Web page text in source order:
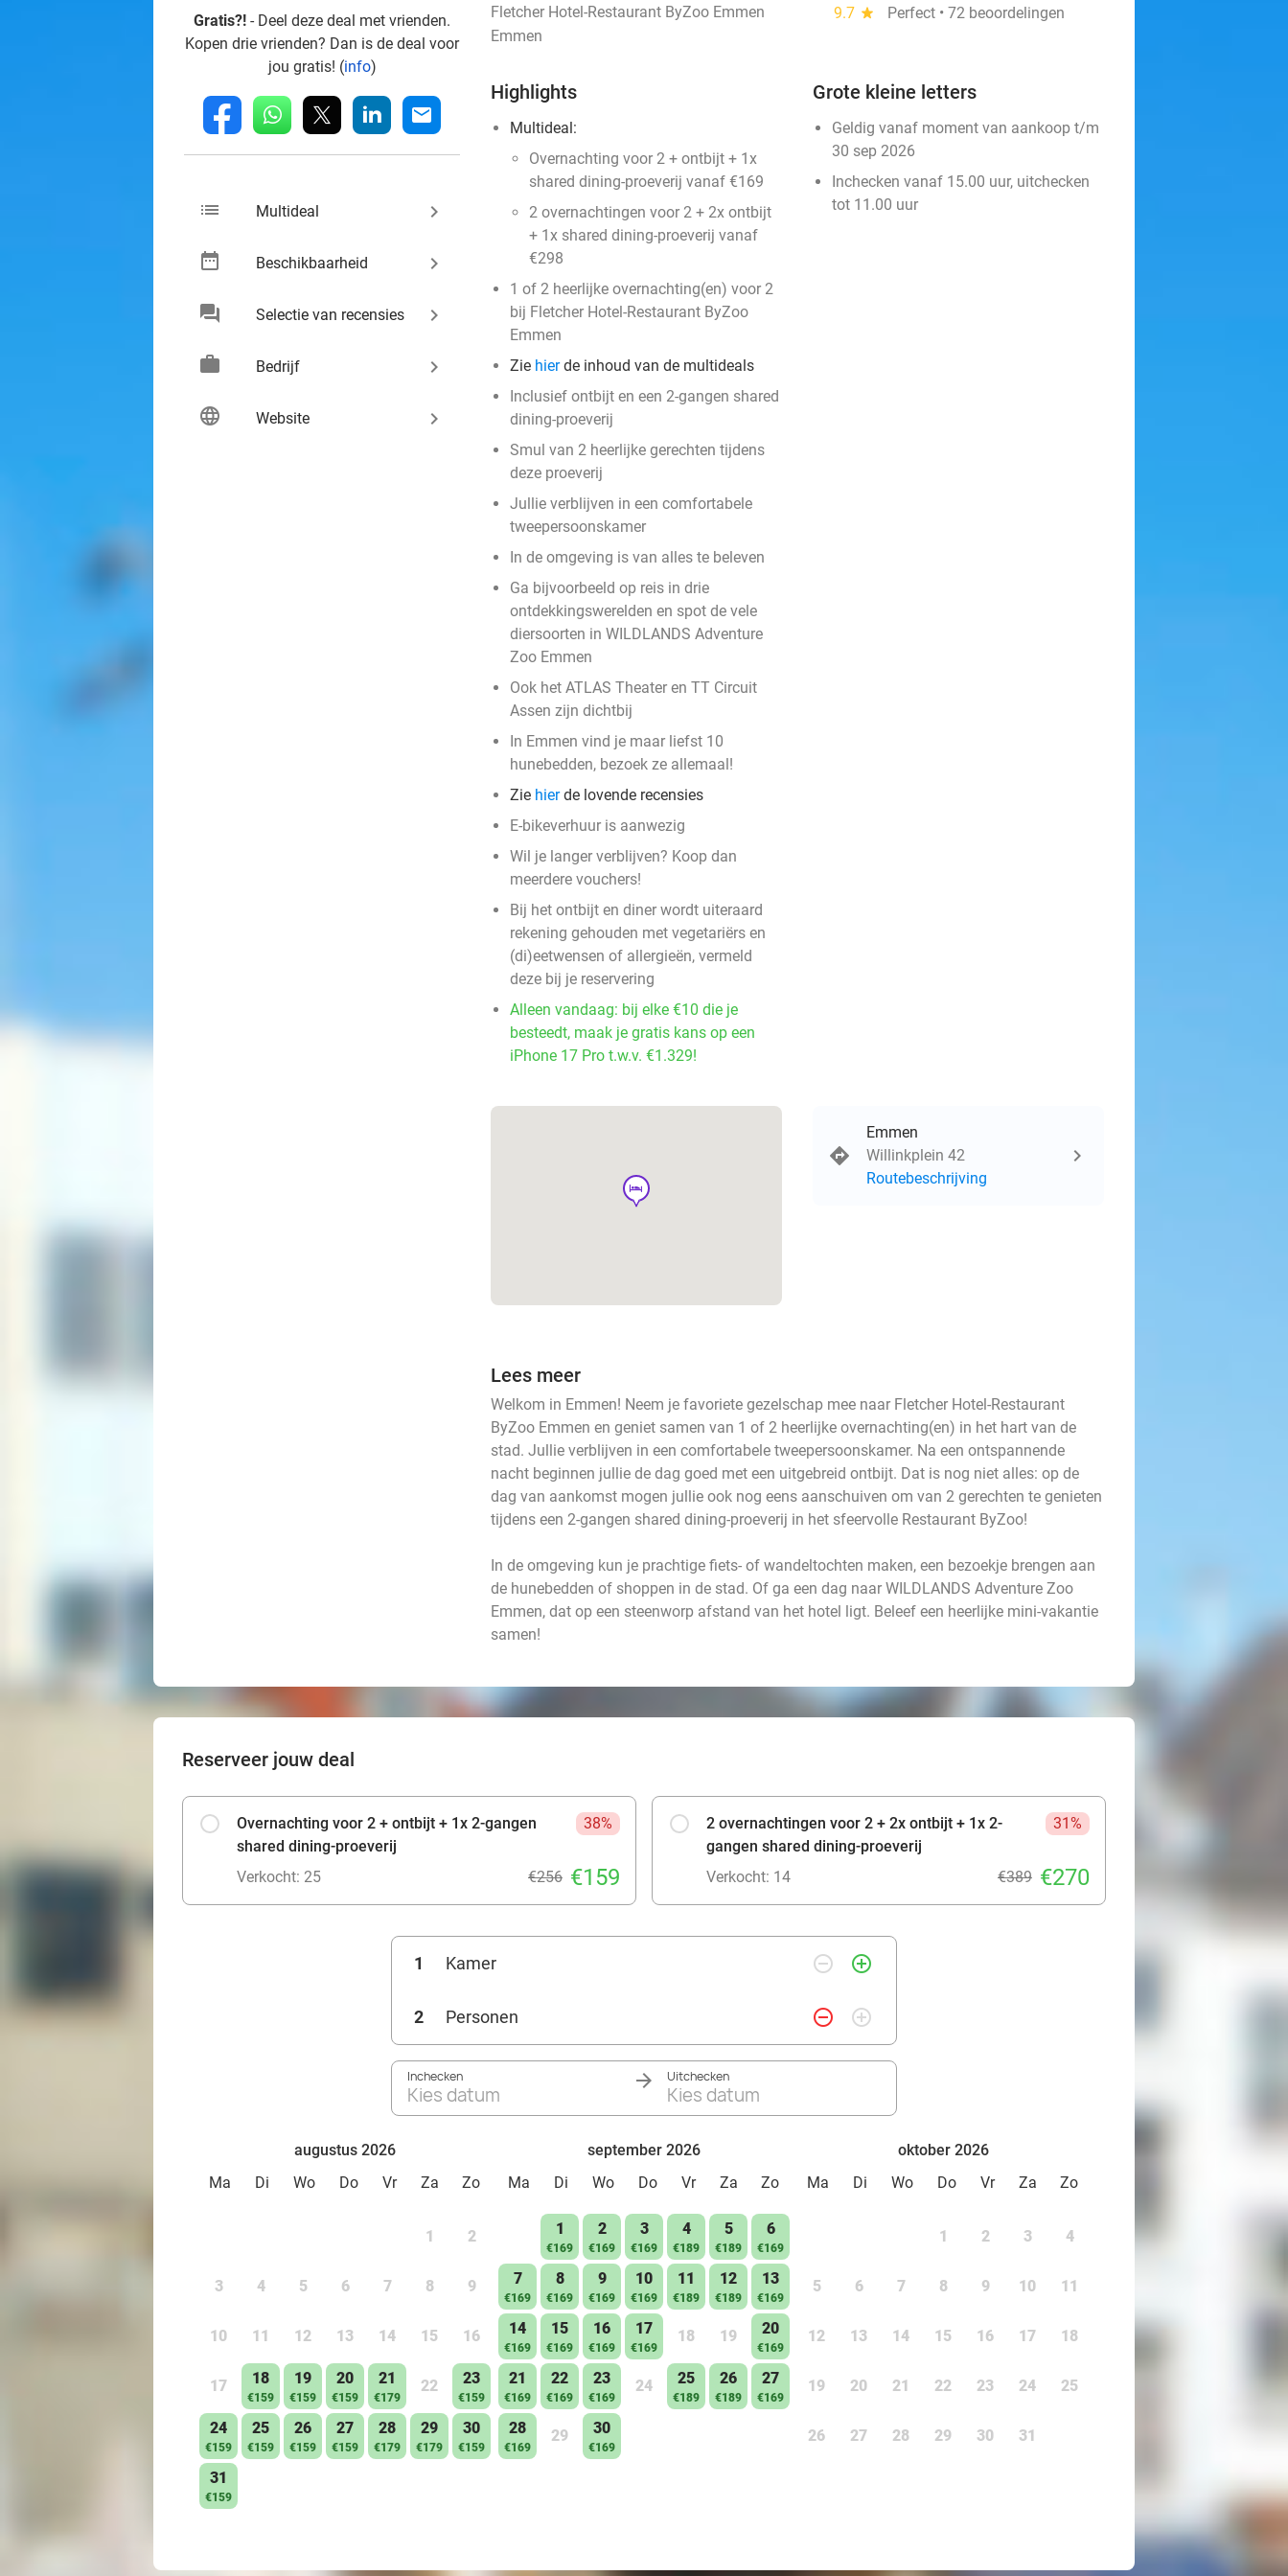
Gratis?! - Deel deze deal met vrienden.
Kopen drie vrienden? Dan is de deal voor
jou gratis! (info)
fb whatsapp linkedin mail
list Multideal keyboard_arrow_right
date_range Beschikbaarheid keyboard_arrow_right
chat Selectie van recensies keyboard_arrow_right
work Bedrijf keyboard_arrow_right
language Website keyboard_arrow_right
Fletcher Hotel-Restaurant ByZoo Emmen 9.7 star
Perfect • 72 beoordelingen
Emmen
Highlights
Multideal:
Overnachting voor 2 + ontbijt + 1x
shared dining-proeverij vanaf €169
2 overnachtingen voor 2 + 2x ontbijt
+ 1x shared dining-proeverij vanaf
€298
1 of 2 heerlijke overnachting(en) voor 2
bij Fletcher Hotel-Restaurant ByZoo
Emmen
Zie hierde inhoud van de multideals
Inclusief ontbijt en een 2-gangen shared
dining-proeverij
Smul van 2 heerlijke gerechten tijdens
deze proeverij
Jullie verblijven in een comfortabele
tweepersoonskamer
In de omgeving is van alles te beleven
Ga bijvoorbeeld op reis in drie
ontdekkingswerelden en spot de vele
diersoorten in WILDLANDS Adventure
Zoo Emmen
Ook het ATLAS Theater en TT Circuit
Assen zijn dichtbij
In Emmen vind je maar liefst 10
hunebedden, bezoek ze allemaal!
Zie hierde lovende recensies
E-bikeverhuur is aanwezig
Wil je langer verblijven? Koop dan
meerdere vouchers!
Bij het ontbijt en diner wordt uiteraard
rekening gehouden met vegetariërs en
(di)eetwensen of allergieën, vermeld
deze bij je reservering
Alleen vandaag: bij elke €10 die je
besteedt, maak je gratis kans op een
iPhone 17 Pro t.w.v. €1.329!
Grote kleine letters
Geldig vanaf moment van aankoop t/m
30 sep 2026
Inchecken vanaf 15.00 uur, uitchecken
tot 11.00 uur
hotel
Emmen
Willinkplein 42
Routebeschrijving
Lees meer
Welkom in Emmen! Neem je favoriete gezelschap mee naar Fletcher Hotel-Restaurant
ByZoo Emmen en geniet samen van 1 of 2 heerlijke overnachting(en) in het hart van de
stad. Jullie verblijven in een comfortabele tweepersoonskamer. Na een ontspannende
nacht beginnen jullie de dag goed met een uitgebreid ontbijt. Dat is nog niet alles: op de
dag van aankomst mogen jullie ook nog eens aanschuiven om van 2 gerechten te genieten
tijdens een 2-gangen shared dining-proeverij in het sfeervolle Restaurant ByZoo!
In de omgeving kun je prachtige fiets- of wandeltochten maken, een bezoekje brengen aan
de hunebedden of shoppen in de stad. Of ga een dag naar WILDLANDS Adventure Zoo
Emmen, dat op een steenworp afstand van het hotel ligt. Beleef een heerlijke mini-vakantie
samen!
Reserveer jouw deal
Overnachting voor 2 + ontbijt + 1x 2-gangen
shared dining-proeverij
38%
Verkocht: 25 €256 €159
2 overnachtingen voor 2 + 2x ontbijt + 1x 2-
gangen shared dining-proeverij
31%
Verkocht: 14 €389 €270
1 Kamer remove_circle_outline add_circle_outline
2 Personen remove_circle_outline add_circle_outline
Inchecken
Kies datum
Uitchecken
Kies datum
augustus 2026
Ma
Di Wo Do Vr Za Zo
1 2
3 4 5 6 7 8 9
10 11 12 13 14 15 16
17 18
€159
19
€159
20
€159
21
€179
22 23
€159
24
€159
25
€159
26
€159
27
€159
28
€179
29
€179
30
€159
31
€159
september 2026
Ma
Di Wo Do Vr Za Zo
1
€169
2
€169
3
€169
4
€189
5
€189
6
€169
7
€169
8
€169
9
€169
10
€169
11
€189
12
€189
13
€169
14
€169
15
€169
16
€169
17
€169
18 19 20
€169
21
€169
22
€169
23
€169
24 25
€189
26
€189
27
€169
28
€169
29 30
€169
oktober 2026
Ma
Di Wo Do Vr Za Zo
1 2 3 4
5 6 7 8 9 10 11
12 13 14 15 16 17 18
19 20 21 22 23 24 25
26 27 28 29 30 31